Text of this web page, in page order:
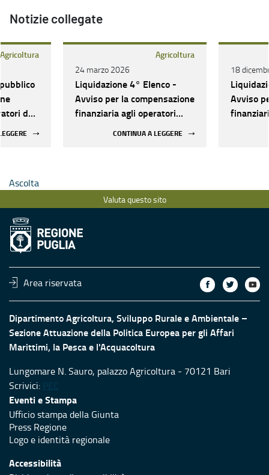
Notizie collegate
Agricoltura
del
31) -
Agricoltura
24 marzo 2026
Liquidazione 4° Elenco -
Avviso per la compensazione
finanziaria agli operatori
CONTINUA A LEGGERE
18
Avviso
Ascolta
Valuta questo sito
Area riservata
Dipartimento Agricoltura, Sviluppo Rurale e Ambientale –
Sezione Attuazione della Politica Europea per gli Affari
Marittimi, la Pesca e l'Acquacoltura
Lungomare N. Sauro, palazzo Agricoltura - 70121 Bari
Scrivici: PEC
Eventi e Stampa
Ufficio stampa della Giunta
Press Regione
Logo e identità regionale
Accessibilità